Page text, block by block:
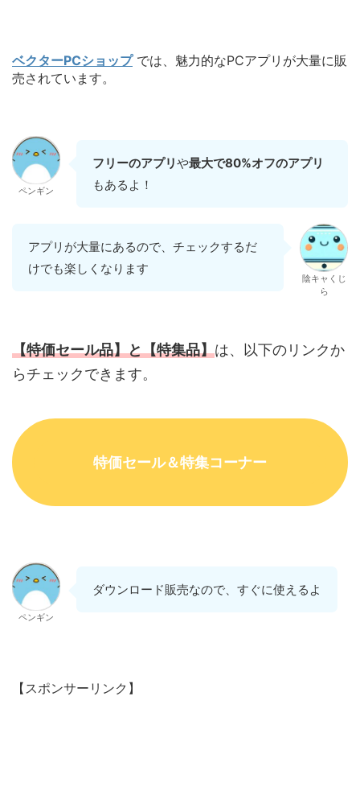
ベクターPCショップ では、魅力的なPCアプリが大量に販
売されています。
ペンギン
フリーのアプリや最大で80%オフのアプリ
もあるよ！
アプリが大量にあるので、チェックするだ
けでも楽しくなります
陰キャくじ
ら
【特価セール品】と【特集品】は、以下のリンクか
らチェックできます。
特価セール＆特集コーナー
ペンギン
ダウンロード販売なので、すぐに使えるよ
【スポンサーリンク】